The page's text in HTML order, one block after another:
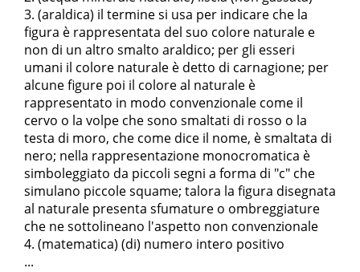
(araldica) il termine si usa per indicare che la
figura è rappresentata del suo colore naturale e
non di un altro smalto araldico; per gli esseri
umani il colore naturale è detto di carnagione; per
alcune figure poi il colore al naturale è
rappresentato in modo convenzionale come il
cervo o la volpe che sono smaltati di rosso o la
testa di moro, che come dice il nome, è smaltata di
nero; nella rappresentazione monocromatica è
simboleggiato da piccoli segni a forma di "c" che
simulano piccole squame; talora la figura disegnata
al naturale presenta sfumature o ombreggiature
che ne sottolineano l'aspetto non convenzionale
(matematica) (di) numero intero positivo
...